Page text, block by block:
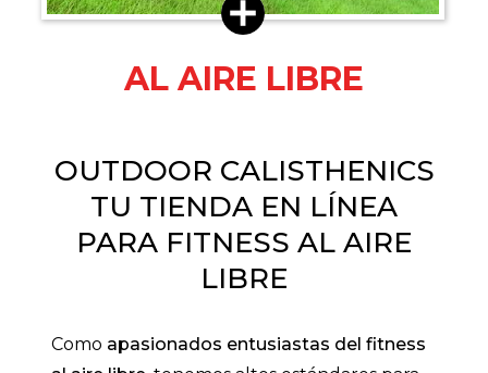
AL AIRE LIBRE
OUTDOOR CALISTHENICS
TU TIENDA EN LÍNEA
PARA FITNESS AL AIRE
LIBRE
Como apasionados entusiastas del fitness